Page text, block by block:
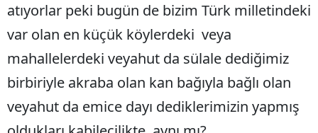
Şanlıurfa
Uşak
Van
atıyorlar peki bugün de bizim Türk milletindeki
var olan en küçük köylerdeki veya
mahallelerdeki veyahut da sülale dediğimiz
birbiriyle akraba olan kan bağıyla bağlı olan
veyahut da emice dayı dediklerimizin yapmış